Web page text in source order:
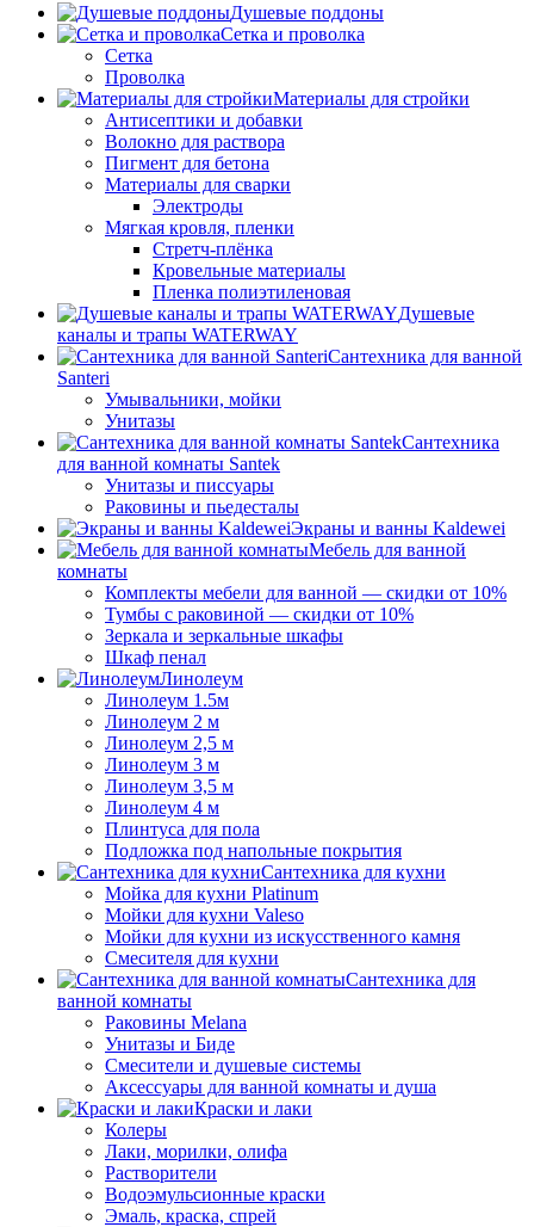
Душевые поддоны
Сетка и проволка
Сетка
Проволка
Материалы для стройки
Антисептики и добавки
Волокно для раствора
Пигмент для бетона
Материалы для сварки
Электроды
Мягкая кровля, пленки
Стретч-плёнка
Кровельные материалы
Пленка полиэтиленовая
Душевые
каналы и трапы WATERWAY
Сантехника для ванной
Santeri
Умывальники, мойки
Унитазы
Сантехника
для ванной комнаты Santek
Унитазы и писсуары
Раковины и пьедесталы
Экраны и ванны Kaldewei
Мебель для ванной
комнаты
Комплекты мебели для ванной — скидки от 10%
Тумбы с раковиной — скидки от 10%
Зеркала и зеркальные шкафы
Шкаф пенал
Линолеум
Линолеум 1.5м
Линолеум 2 м
Линолеум 2,5 м
Линолеум 3 м
Линолеум 3,5 м
Линолеум 4 м
Плинтуса для пола
Подложка под напольные покрытия
Сантехника для кухни
Мойка для кухни Platinum
Мойки для кухни Valeso
Мойки для кухни из искусственного камня
Смесителя для кухни
Сантехника для
ванной комнаты
Раковины Melana
Унитазы и Биде
Смесители и душевые системы
Аксессуары для ванной комнаты и душа
Краски и лаки
Колеры
Лаки, морилки, олифа
Растворители
Водоэмульсионные краски
Эмаль, краска, спрей